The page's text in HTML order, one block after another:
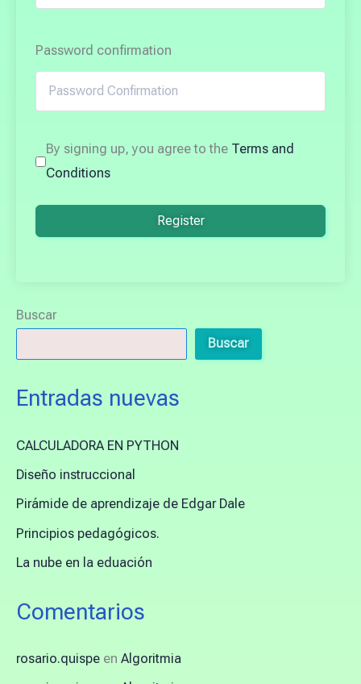
Buscar
Buscar
Entradas nuevas
CALCULADORA EN PYTHON
Diseño instruccional
Pirámide de aprendizaje de Edgar Dale
Principios pedagógicos.
La nube en la eduación
Comentarios
rosario.quispe en Algoritmia
Password confirmation
By signing up, you agree to the Terms and
Conditions
Register